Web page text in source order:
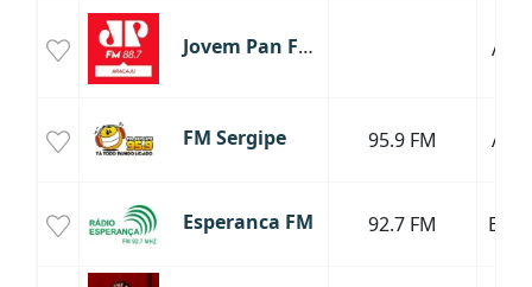
Jovem Pan FM Aracaju
FM Sergipe 95.9 FM
Esperanca FM 92.7 FM